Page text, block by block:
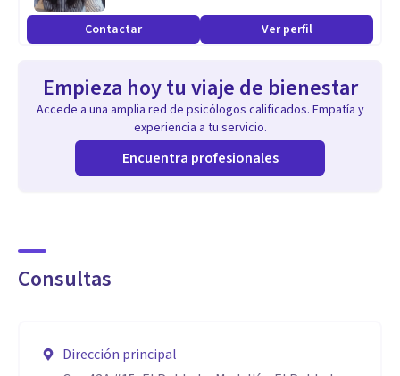
Neurolingüística) Hipnosis Clínica, Constelaciones
Familiares y Bioneuroemoción.
Contactar Ver perfil
Empieza hoy tu viaje de bienestar
Accede a una amplia red de psicólogos calificados. Empatía y
experiencia a tu servicio.
Encuentra profesionales
Consultas
Dirección principal